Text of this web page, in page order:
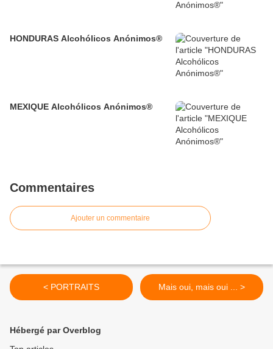
HONDURAS Alcohólicos Anónimos®
MEXIQUE Alcohólicos Anónimos®
Commentaires
Ajouter un commentaire
< PORTRAITS Mais oui, mais oui ... >
Hébergé par Overblog